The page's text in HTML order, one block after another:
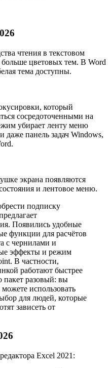
чтения в текстовом
больше цветовых тем. В Word
тема доступны.
который
сосредоточенными на
убирает ленту меню
даже панель задач Windows,
экрана появляются
и лентовое меню.
подписку
Появились удобные
функции для расчётов
с чернилами и
эффекты и режим
В частности,
работают быстрее
пакет разовый: вы
использовать
для людей, которые
зависеть от
Excel 2021: